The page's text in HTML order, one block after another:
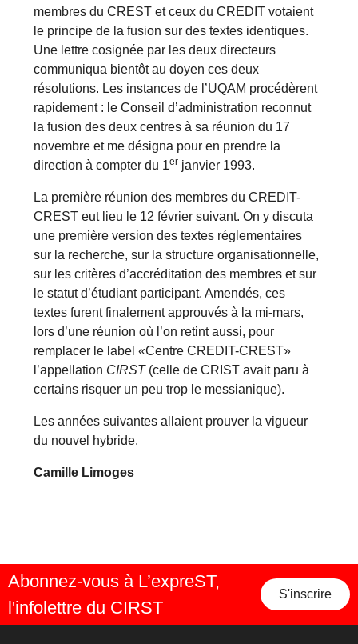
membres du CREST et ceux du CREDIT votaient
le principe de la fusion sur des textes identiques.
Une lettre cosignée par les deux directeurs
communiqua bientôt au doyen ces deux
résolutions. Les instances de l’UQAM procédèrent
rapidement : le Conseil d’administration reconnut
la fusion des deux centres à sa réunion du 17
novembre et me désigna pour en prendre la
direction à compter du 1er janvier 1993.
La première réunion des membres du CREDIT-
CREST eut lieu le 12 février suivant. On y discuta
une première version des textes réglementaires
sur la recherche, sur la structure organisationnelle,
sur les critères d’accréditation des membres et sur
le statut d’étudiant participant. Amendés, ces
textes furent finalement approuvés à la mi-mars,
lors d’une réunion où l’on retint aussi, pour
remplacer le label «Centre CREDIT-CREST»
l’appellation CIRST(celle de CRIST avait paru à
certains risquer un peu trop le messianique).
Les années suivantes allaient prouver la vigueur
du nouvel hybride.
Camille Limoges
Abonnez-vous à L’expreST,
l'infolettre du CIRST
S'inscrire